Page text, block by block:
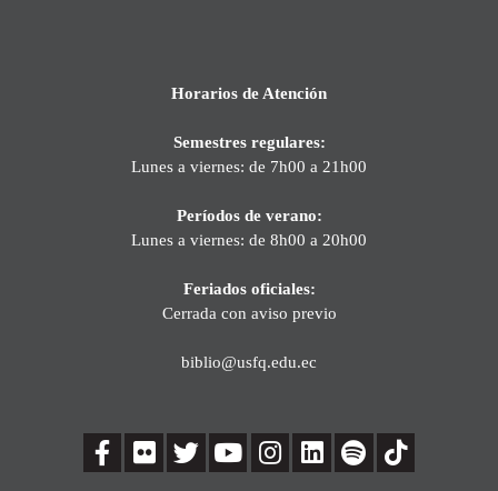
Horarios de Atención
Semestres regulares:
Lunes a viernes: de 7h00 a 21h00
Períodos de verano:
Lunes a viernes: de 8h00 a 20h00
Feriados oficiales:
Cerrada con aviso previo
biblio@usfq.edu.ec